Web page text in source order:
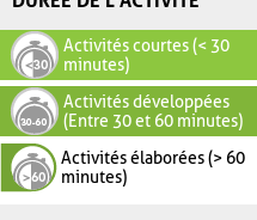
Activités courtes (< 30
minutes)
Activités développées
(Entre 30 et 60 minutes)
Activités élaborées (> 60
minutes)